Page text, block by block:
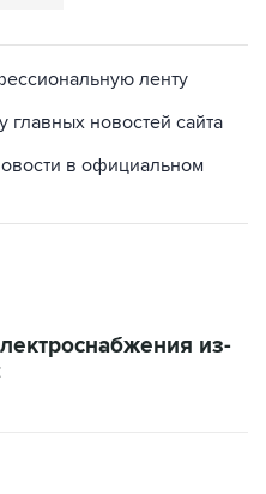
ленту
главных новостей сайта
в официальном
из-